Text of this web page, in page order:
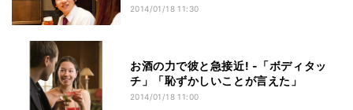
2014/01/18 11:30
お酒の力で彼と急接近! -「ボディタッ
チ」「恥ずかしいことが言えた」
2014/01/18 11:00